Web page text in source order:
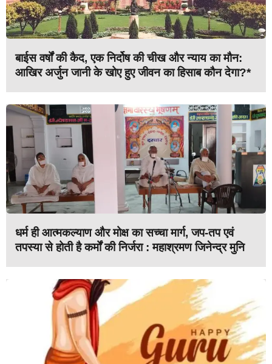
बाईस वर्षों की कैद, एक निर्दोष की चीख और न्याय का मौन:
आखिर अर्जुन जानी के खोए हुए जीवन का हिसाब कौन देगा?*
धर्म ही आत्मकल्याण और मोक्ष का सच्चा मार्ग, जप-तप एवं
तपस्या से होती है कर्मों की निर्जरा : महाश्रमण जिनेन्द्र मुनि